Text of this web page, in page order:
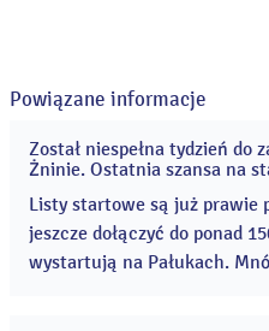
Powiązane informacje
Został niespełna tydzień
Żninie. Ostatnia szansa na
Listy startowe są już prawie
jeszcze dołączyć do ponad
wystartują na Pałukach.